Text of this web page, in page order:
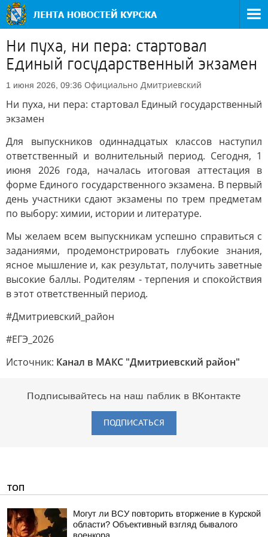
Ни пуха, ни пера: стартовал
Единый государственный экзамен
1 июня 2026, 09:36 Официально Дмитриевский
Ни пуха, ни пера: стартовал Единый государственный
экзамен
Для выпускников одиннадцатых классов наступил
ответственный и волнительный период. Сегодня, 1
июня 2026 года, началась итоговая аттестация в
форме Единого государственного экзамена. В первый
день участники сдают экзамены по трем предметам
по выбору: химии, истории и литературе.
Мы желаем всем выпускникам успешно справиться с
заданиями, продемонстрировать глубокие знания,
ясное мышление и, как результат, получить заветные
высокие баллы. Родителям - терпения и спокойствия
в этот ответственный период.
#Дмитриевский_район
#ЕГЭ_2026
Источник: Канал в МАКС "Дмитриевский район"
Подписывайтесь на наш паблик в ВКонтакте
ПОДПИСАТЬСЯ
ТОП
Могут ли ВСУ повторить вторжение в Курской
области? Объективный взгляд бывалого